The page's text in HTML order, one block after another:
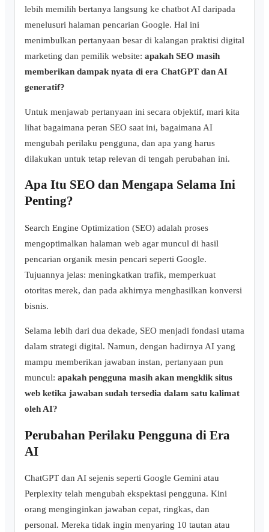
lebih memilih bertanya langsung ke chatbot AI daripada
menelusuri halaman pencarian Google. Hal ini
menimbulkan pertanyaan besar di kalangan praktisi digital
marketing dan pemilik website: apakah SEO masih
memberikan dampak nyata di era ChatGPT dan AI
generatif?
Untuk menjawab pertanyaan ini secara objektif, mari kita
lihat bagaimana peran SEO saat ini, bagaimana AI
mengubah perilaku pengguna, dan apa yang harus
dilakukan untuk tetap relevan di tengah perubahan ini.
Apa Itu SEO dan Mengapa Selama Ini
Penting?
Search Engine Optimization (SEO) adalah proses
mengoptimalkan halaman web agar muncul di hasil
pencarian organik mesin pencari seperti Google.
Tujuannya jelas: meningkatkan trafik, memperkuat
otoritas merek, dan pada akhirnya menghasilkan konversi
bisnis.
Selama lebih dari dua dekade, SEO menjadi fondasi utama
dalam strategi digital. Namun, dengan hadirnya AI yang
mampu memberikan jawaban instan, pertanyaan pun
muncul: apakah pengguna masih akan mengklik situs
web ketika jawaban sudah tersedia dalam satu kalimat
oleh AI?
Perubahan Perilaku Pengguna di Era
AI
ChatGPT dan AI sejenis seperti Google Gemini atau
Perplexity telah mengubah ekspektasi pengguna. Kini
orang menginginkan jawaban cepat, ringkas, dan
personal. Mereka tidak ingin menyaring 10 tautan atau